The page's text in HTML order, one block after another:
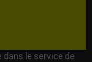
dans le service de